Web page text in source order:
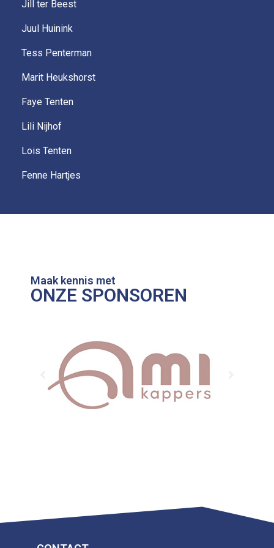
Jill ter Beest
Juul Huinink
Tess Penterman
Marit Heukshorst
Faye Tenten
Lili Nijhof
Lois Tenten
Fenne Hartjes
Maak kennis met
ONZE SPONSOREN